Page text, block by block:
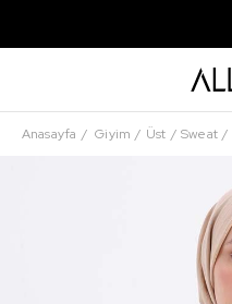
Anasayfa Giyim Üst Sweat